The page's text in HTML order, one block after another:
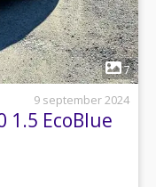
7
9 september 2024
1.5 EcoBlue